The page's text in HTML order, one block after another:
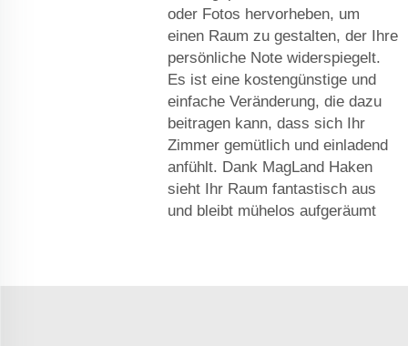
oder Fotos hervorheben, um
einen Raum zu gestalten, der Ihre
persönliche Note widerspiegelt.
Es ist eine kostengünstige und
einfache Veränderung, die dazu
beitragen kann, dass sich Ihr
Zimmer gemütlich und einladend
anfühlt. Dank MagLand Haken
sieht Ihr Raum fantastisch aus
und bleibt mühelos aufgeräumt